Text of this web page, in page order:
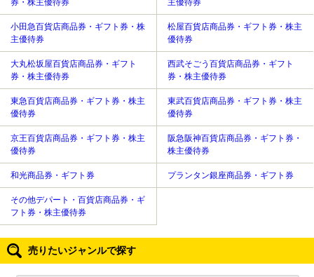
券・株主優待券 主優待券
小田急百貨店商品券・ギフト券・株
主優待券
松屋百貨店商品券・ギフト券・株主
優待券
大丸松坂屋百貨店商品券・ギフト
券・株主優待券
西武そごう百貨店商品券・ギフト
券・株主優待券
東急百貨店商品券・ギフト券・株主
優待券
東武百貨店商品券・ギフト券・株主
優待券
京王百貨店商品券・ギフト券・株主
優待券
阪急阪神百貨店商品券・ギフト券・
株主優待券
和光商品券・ギフト券 プランタン銀座商品券・ギフト券
その他デパート・百貨店商品券・ギ
フト券・株主優待券
売りたいジャンルで探す